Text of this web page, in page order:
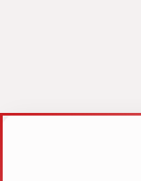
m elexbet